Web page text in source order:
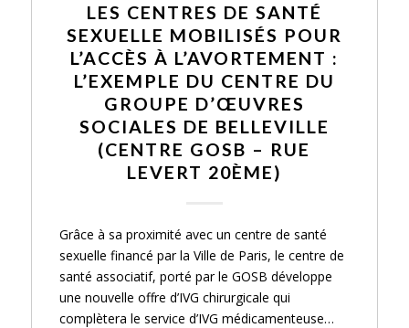
LES CENTRES DE SANTÉ
SEXUELLE MOBILISÉS POUR
L’ACCÈS À L’AVORTEMENT :
L’EXEMPLE DU CENTRE DU
GROUPE D’ŒUVRES
SOCIALES DE BELLEVILLE
(CENTRE GOSB – RUE
LEVERT 20ÈME)
Grâce à sa proximité avec un centre de santé
sexuelle financé par la Ville de Paris, le centre de
santé associatif, porté par le GOSB développe
une nouvelle offre d’IVG chirurgicale qui
complètera le service d’IVG médicamenteuse…